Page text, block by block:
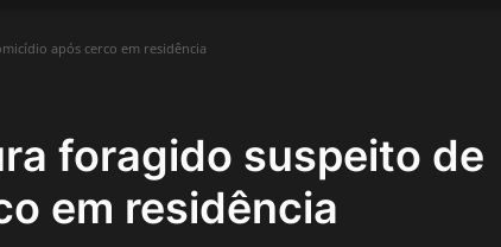
após cerco em residência
foragido suspeito de
em residência